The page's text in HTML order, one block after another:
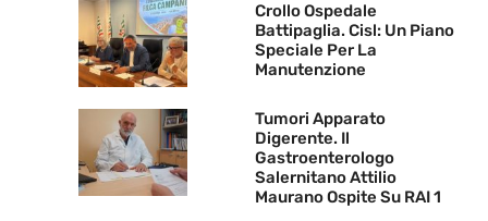
Crollo Ospedale
Battipaglia. Cisl: Un Piano
Speciale Per La
Manutenzione
Tumori Apparato
Digerente. Il
Gastroenterologo
Salernitano Attilio
Maurano Ospite Su RAI 1